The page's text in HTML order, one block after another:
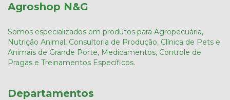
Agroshop N&G
Somos especializados em produtos para Agropecuária,
Nutrição Animal, Consultoria de Produção, Clínica de Pets e
Animais de Grande Porte, Medicamentos, Controle de
Pragas e Treinamentos Específicos.
Departamentos